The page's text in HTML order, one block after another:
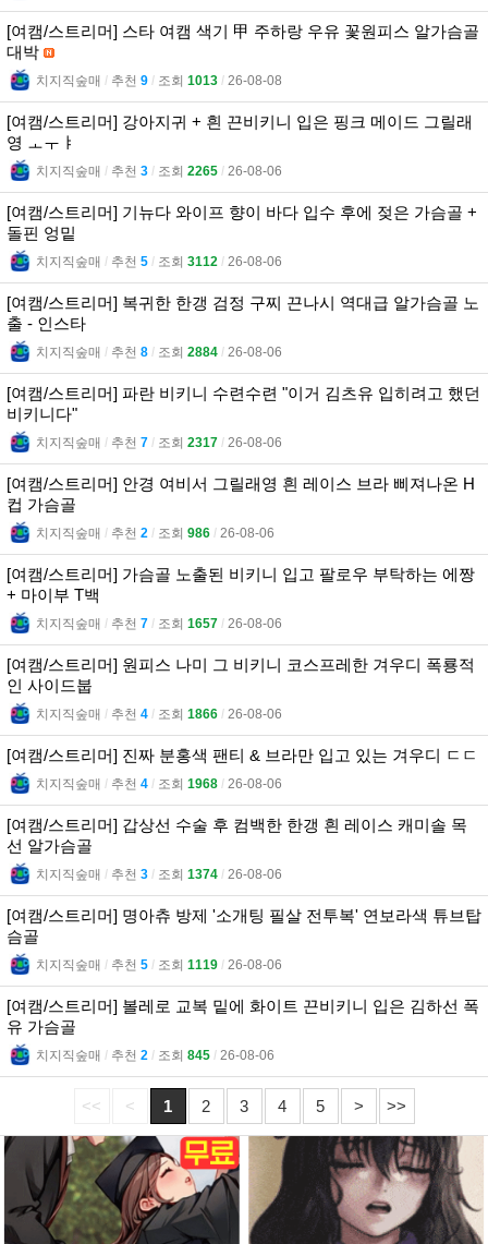
[여캠/스트리머] 스타 여캠 색기 甲 주하랑 우유 꽃원피스 알가슴골
대박
치지직숲매 l 추천 9 l 조회 1013 l 26-08-08
[여캠/스트리머] 강아지귀 + 흰 끈비키니 입은 핑크 메이드 그릴래
영 ㅗㅜㅑ
치지직숲매 l 추천 3 l 조회 2265 l 26-08-06
[여캠/스트리머] 기뉴다 와이프 향이 바다 입수 후에 젖은 가슴골 +
돌핀 엉밑
치지직숲매 l 추천 5 l 조회 3112 l 26-08-06
[여캠/스트리머] 복귀한 한갱 검정 구찌 끈나시 역대급 알가슴골 노
출 - 인스타
치지직숲매 l 추천 8 l 조회 2884 l 26-08-06
[여캠/스트리머] 파란 비키니 수련수련 "이거 김츠유 입히려고 했던
비키니다"
치지직숲매 l 추천 7 l 조회 2317 l 26-08-06
[여캠/스트리머] 안경 여비서 그릴래영 흰 레이스 브라 삐져나온 H
컵 가슴골
치지직숲매 l 추천 2 l 조회 986 l 26-08-06
[여캠/스트리머] 가슴골 노출된 비키니 입고 팔로우 부탁하는 에짱
+ 마이부 T백
치지직숲매 l 추천 7 l 조회 1657 l 26-08-06
[여캠/스트리머] 원피스 나미 그 비키니 코스프레한 겨우디 폭룡적
인 사이드붑
치지직숲매 l 추천 4 l 조회 1866 l 26-08-06
[여캠/스트리머] 진짜 분홍색 팬티 & 브라만 입고 있는 겨우디 ㄷㄷ
치지직숲매 l 추천 4 l 조회 1968 l 26-08-06
[여캠/스트리머] 갑상선 수술 후 컴백한 한갱 흰 레이스 캐미솔 목
선 알가슴골
치지직숲매 l 추천 3 l 조회 1374 l 26-08-06
[여캠/스트리머] 명아츄 방제 '소개팅 필살 전투복' 연보라색 튜브탑
슴골
치지직숲매 l 추천 5 l 조회 1119 l 26-08-06
[여캠/스트리머] 볼레로 교복 밑에 화이트 끈비키니 입은 김하선 폭
유 가슴골
치지직숲매 l 추천 2 l 조회 845 l 26-08-06
<< < 1 2 3 4 5 > >>